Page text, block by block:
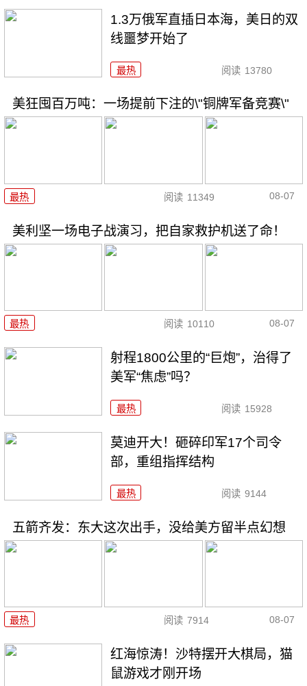
1.3万俄军直插日本海，美日的双
线噩梦开始了
最热 阅读 13780
美狂囤百万吨：一场提前下注的\"铜牌军备竞赛\"
最热 阅读 11349 08-07
美利坚一场电子战演习，把自家救护机送了命！
最热 阅读 10110 08-07
射程1800公里的“巨炮”，治得了
美军“焦虑”吗？
最热 阅读 15928
莫迪开大！砸碎印军17个司令
部，重组指挥结构
最热 阅读 9144
五箭齐发：东大这次出手，没给美方留半点幻想
最热 阅读 7914 08-07
红海惊涛！沙特摆开大棋局，猫
鼠游戏才刚开场